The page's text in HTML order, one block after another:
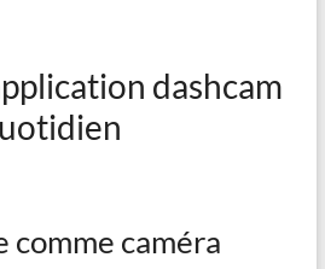
dashcam
comme caméra